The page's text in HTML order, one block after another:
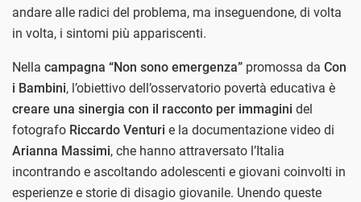
andare alle radici del problema, ma inseguendone, di volta
in volta, i sintomi più appariscenti.
Nella campagna “Non sono emergenza” promossa da Con
i Bambini, l’obiettivo dell’osservatorio povertà educativa è
creare una sinergia con il racconto per immagini del
fotografo Riccardo Venturi e la documentazione video di
Arianna Massimi, che hanno attraversato l’Italia
incontrando e ascoltando adolescenti e giovani coinvolti in
esperienze e storie di disagio giovanile. Unendo queste